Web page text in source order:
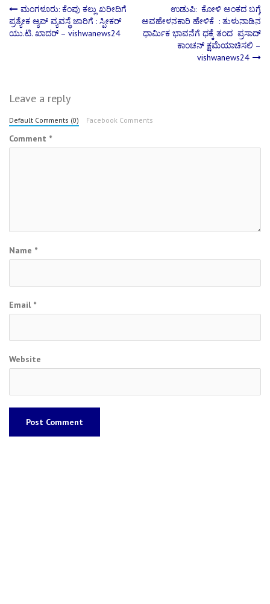
Post
navigation
ಮಂಗಳೂರು: ಕೆಂಪು ಕಲ್ಲು ಖರೀದಿಗೆ
ಪ್ರತ್ಯೇಕ ಆ್ಯಪ್ ವ್ಯವಸ್ಥೆ ಜಾರಿಗೆ : ಸ್ಪೀಕರ್
ಯು.ಟಿ. ಖಾದರ್ – vishwanews24
ಉಡುಪಿ: ಕೋಳಿ ಅಂಕದ ಬಗ್ಗೆ
ಅವಹೇಳನಕಾರಿ ಹೇಳಿಕೆ : ತುಳುನಾಡಿನ
ಧಾರ್ಮಿಕ ಭಾವನೆಗೆ ಧಕ್ಕೆ ತಂದ ಪ್ರಸಾದ್
ಕಾಂಚನ್ ಕ್ಷಮೆಯಾಚಿಸಲಿ –
vishwanews24
Leave a reply
Default Comments (0) Facebook Comments
Comment *
Name *
Email *
Website